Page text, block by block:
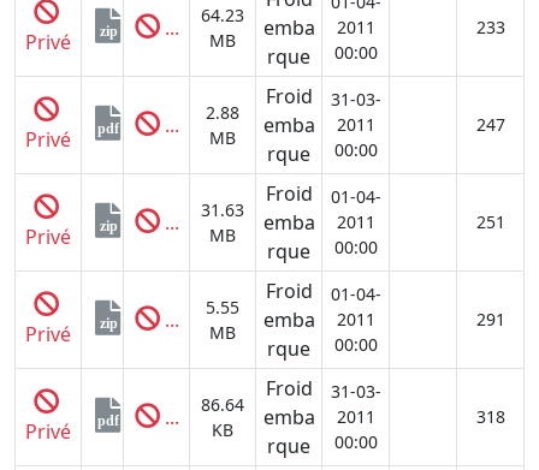
Privé zip ...
64.23
MB
emba
rque
2011
00:00
233
Privé pdf ...
2.88
MB
Froid
emba
rque
31-03-
2011
00:00
247
Privé zip ...
31.63
MB
Froid
emba
rque
01-04-
2011
00:00
251
Privé zip ...
5.55
MB
Froid
emba
rque
01-04-
2011
00:00
291
Privé pdf ...
86.64
KB
Froid
emba
rque
31-03-
2011
00:00
318